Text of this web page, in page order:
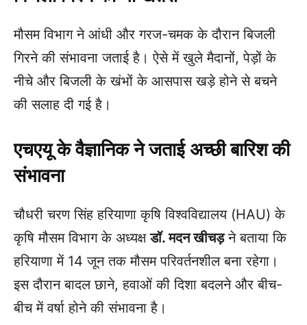
मौसम विभाग ने आंधी और गरज-चमक के दौरान बिजली
गिरने की संभावना जताई है। ऐसे में खुले मैदानों, पेड़ों के
नीचे और बिजली के खंभों के आसपास खड़े होने से बचने
की सलाह दी गई है।
एचएयू के वैज्ञानिक ने जताई अच्छी बारिश की
संभावना
चौधरी चरण सिंह हरियाणा कृषि विश्वविद्यालय (HAU) के
कृषि मौसम विभाग के अध्यक्षडॉ. मदन खीचड़ने बताया कि
हरियाणा में 14 जून तक मौसम परिवर्तनशील बना रहेगा।
इस दौरान बादल छाने, हवाओं की दिशा बदलने और बीच-
बीच में वर्षा होने की संभावना है।